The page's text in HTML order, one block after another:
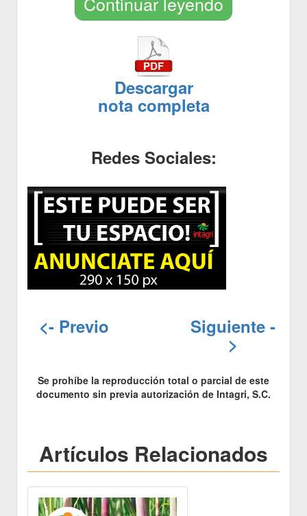
Descargar
nota completa
Redes Sociales:
<- Previo Siguiente -
>
Se prohíbe la reproducción total o parcial de este
documento sin previa autorización de Intagri, S.C.
Artículos Relacionados